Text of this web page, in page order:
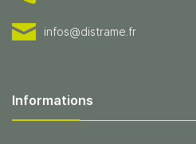
infos@distrame.fr
Informations